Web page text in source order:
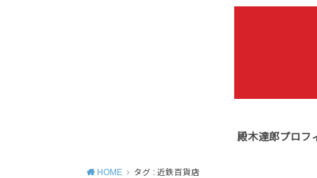
殿木達郎プロフ
HOME タグ : 近鉄百貨店